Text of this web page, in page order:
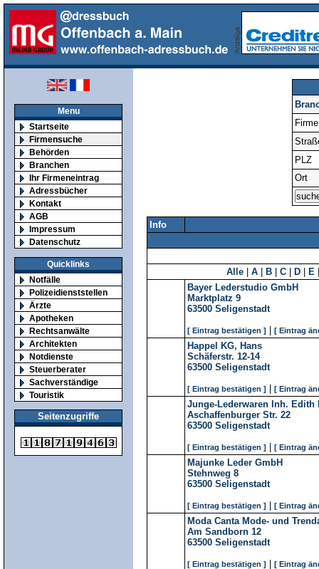
Menu
Startseite
Firmensuche
Behörden
Branchen
Ihr Firmeneintrag
Adressbücher
Kontakt
AGB
Impressum
Datenschutz
Quicklinks
Notfälle
Polizeidienststellen
Ärzte
Apotheken
Rechtsanwälte
Architekten
Notdienste
Steuerberater
Sachverständige
Touristik
Seitenzugriffe
PLZ
Ort
Info
Alle A B C D E
Bayer Lederstudio GmbH
Marktplatz 9
63500 Seligenstadt
[ Eintrag bestätigen ] [ Eintrag
Happel KG, Hans
Schäferstr. 12-14
63500 Seligenstadt
[ Eintrag bestätigen ] [ Eintrag
Junge-Lederwaren Inh. Edith
Aschaffenburger Str. 22
63500 Seligenstadt
[ Eintrag bestätigen ] [ Eintrag
Majunke Leder GmbH
Stehnweg 8
63500 Seligenstadt
[ Eintrag bestätigen ] [ Eintrag
Moda Canta Mode- und
Am Sandborn 12
63500 Seligenstadt
[ Eintrag bestätigen ] [ Eintrag